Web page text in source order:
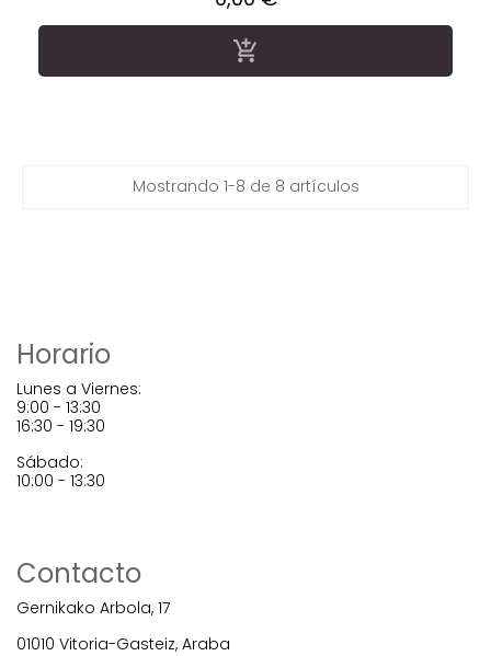

Mostrando 1-8 de 8 artículos
Horario
Lunes a Viernes:
9:00 - 13:30
16:30 - 19:30
Sábado:
10:00 - 13:30
Contacto
Gernikako Arbola, 17
01010 Vitoria-Gasteiz, Araba